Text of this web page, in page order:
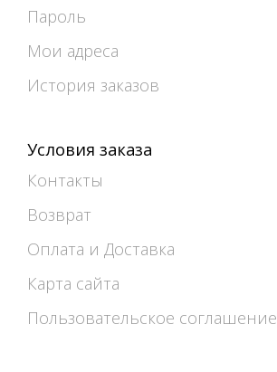
Пароль
Мои адреса
История заказов
Условия заказа
Контакты
Возврат
Оплата и Доставка
Карта сайта
Пользовательское соглашение